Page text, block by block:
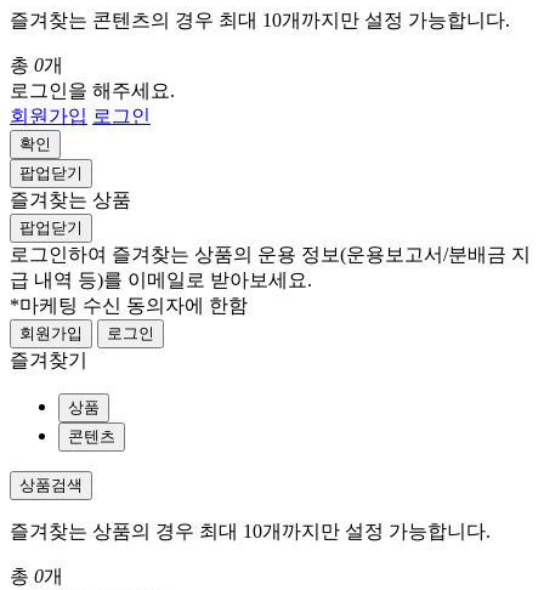
즐겨찾는 콘텐츠의 경우 최대 10개까지만 설정 가능합니다.
총 0개
로그인을 해주세요.
회원가입 로그인
확인
팝업닫기
즐겨찾는 상품
팝업닫기
로그인하여 즐겨찾는 상품의 운용 정보(운용보고서/분배금 지
급 내역 등)를 이메일로 받아보세요.
*마케팅 수신 동의자에 한함
회원가입 로그인
즐겨찾기
상품
콘텐츠
상품검색
즐겨찾는 상품의 경우 최대 10개까지만 설정 가능합니다.
총 0개